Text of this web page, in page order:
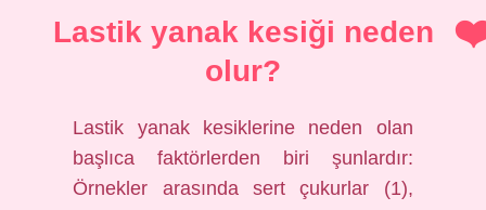
Lastik yanak kesiği neden
olur?
Lastik yanak kesiklerine neden olan
başlıca faktörlerden biri şunlardır:
Örnekler arasında sert çukurlar (1),